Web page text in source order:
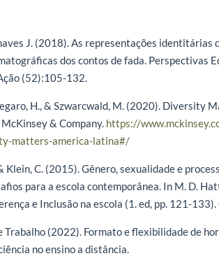
J. (2018). As representações identitárias
dos contos de fada. Perspectivas
(52):105-132.
H., & Szwarcwald, M. (2020). Diversity
& Company. https://
matters-america-latina#/
Klein, C. (2015). Gênero, sexualidade e
para a escola contemporânea. In M. D.
e Inclusão na escola (1. ed, pp. 121-133).
Trabalho (2022). Formato e flexibilidade de
no ensino a distância.